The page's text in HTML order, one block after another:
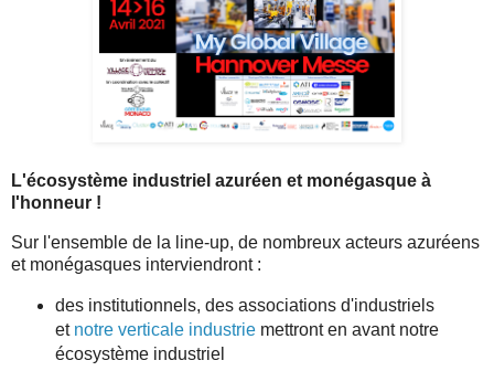
L'écosystème industriel azuréen et monégasque à
l'honneur !
Sur l'ensemble de la line-up, de nombreux acteurs azuréens
et monégasques interviendront :
des institutionnels, des associations d'industriels
et notre verticale industriemettront en avant notre
écosystème industriel